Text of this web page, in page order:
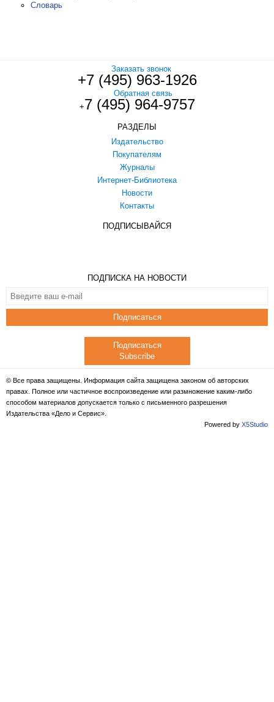
Словарь
Заказать звонок
+7 (495) 963-1926
Обратная связь
+7 (495) 964-9757
РАЗДЕЛЫ
Издательство
Покупателям
Журналы
Интернет-Библиотека
Новости
Контакты
ПОДПИСЫВАЙСЯ
ПОДПИСКА НА НОВОСТИ
Подписаться
Подписаться
Subscribe
© Все права защищены. Информация сайта защищена законом об авторских
правах. Полное или частичное воспроизведение или размножение каким-либо
способом материалов допускается только с письменного разрешения
Издательства «Дело и Сервис».
Powered by X5Studio